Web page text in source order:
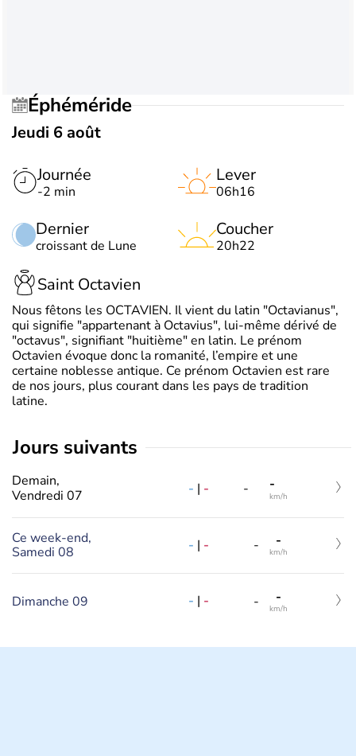
Éphéméride
Jeudi 6 août
Journée
-2 min
Dernier
croissant de Lune
Lever
06h16
Coucher
20h22
Saint Octavien
Nous fêtons les OCTAVIEN. Il vient du latin "Octavianus",
qui signifie "appartenant à Octavius", lui-même dérivé de
"octavus", signifiant "huitième" en latin. Le prénom
Octavien évoque donc la romanité, l’empire et une
certaine noblesse antique. Ce prénom Octavien est rare
de nos jours, plus courant dans les pays de tradition
latine.
jours suivants
Demain,
Vendredi 07
- | - - -
km/h
Ce week-end,
Samedi 08
- | - - -
km/h
Dimanche 09 - | - - -
km/h